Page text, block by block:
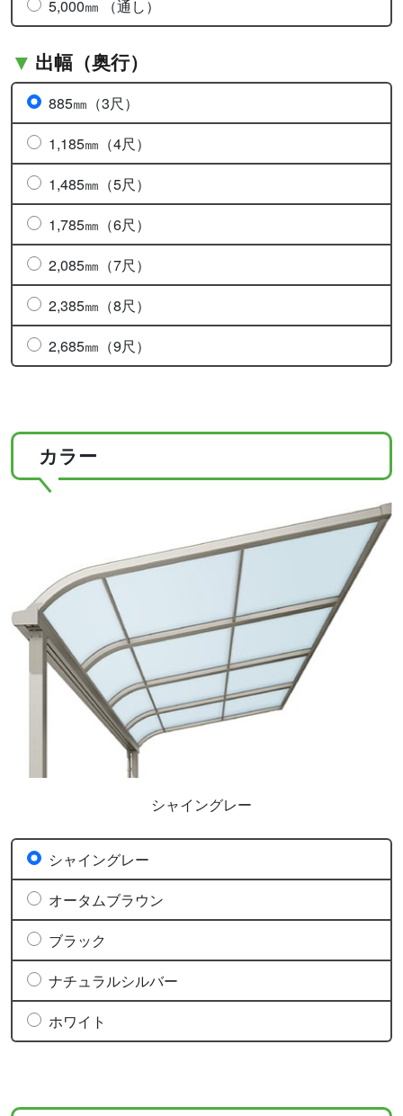
5,000㎜ （通し）
出幅（奥行）
885㎜（3尺）
1,185㎜（4尺）
1,485㎜（5尺）
1,785㎜（6尺）
2,085㎜（7尺）
2,385㎜（8尺）
2,685㎜（9尺）
カラー
シャイングレー
シャイングレー
オータムブラウン
ブラック
ナチュラルシルバー
ホワイト